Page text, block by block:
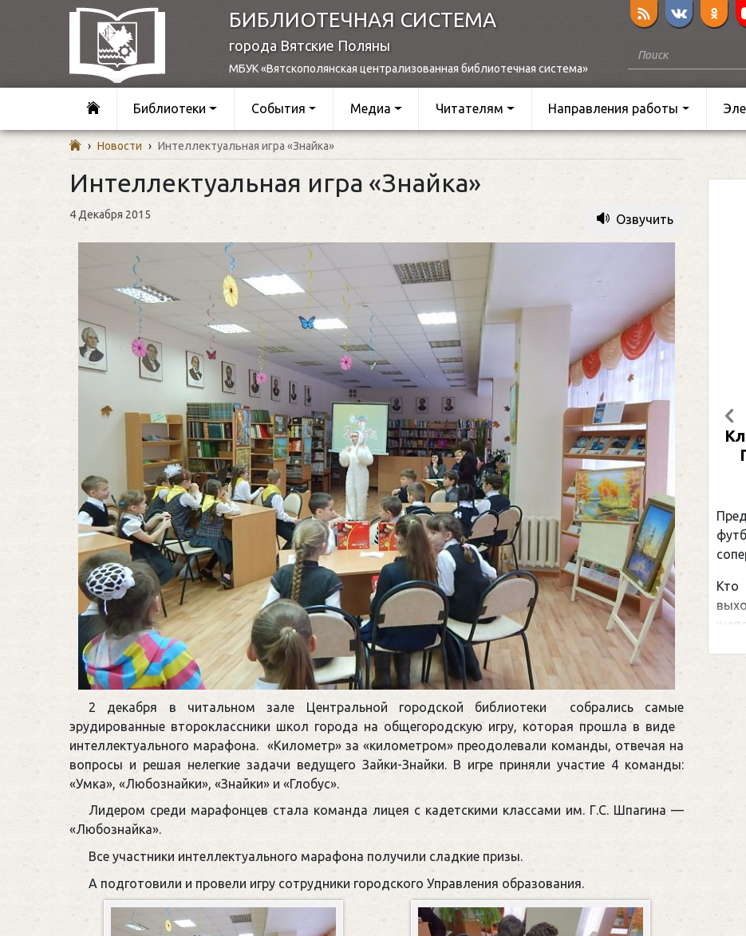
БИБЛИОТЕЧНАЯ СИСТЕМА
города Вятские Поляны
МБУК «Вятскополянская централизованная библиотечная система»
Библиотеки События Медиа Читателям Направления работы
› Новости › Интеллектуальная игра «Знайка»
Интеллектуальная игра «Знайка»
4 Декабря 2015 Озвучить
2 декабря в читальном зале Центральной городской библиотеки собрались самые
эрудированные второклассники школ города на общегородскую игру, которая прошла в виде
интеллектуального марафона. «Километр» за «километром» преодолевали команды, отвечая на
вопросы и решая нелегкие задачи ведущего Зайки-Знайки. В игре приняли участие 4 команды:
«Умка», «Любознайки», «Знайки» и «Глобус».
Лидером среди марафонцев стала команда лицея с кадетскими классами им. Г.С. Шпагина —
«Любознайка».
Все участники интеллектуального марафона получили сладкие призы.
А подготовили и провели игру сотрудники городского Управления образования.
Клегг, Д. Месси против Роналду.
Противостояние XXI века. —
Москва, 2024. — 457, [2] с.
Представьте себе идеальную битву на
футбольном поле, где Месси и Роналду
соперничают лицом к лицу.
Кто из них победит? Кто найдет верный
выход из сложной ситуации на поле и
щепетильной в жизни? Кто принесет своей ...